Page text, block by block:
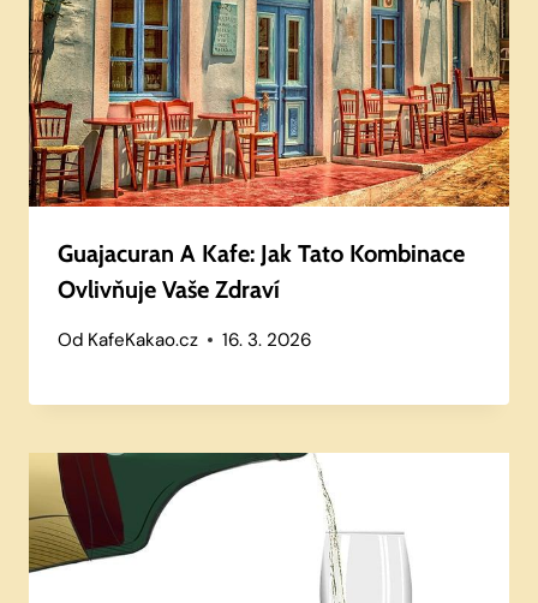
Guajacuran A Kafe: Jak Tato Kombinace
Ovlivňuje Vaše Zdraví
Od KafeKakao.cz 16. 3. 2026